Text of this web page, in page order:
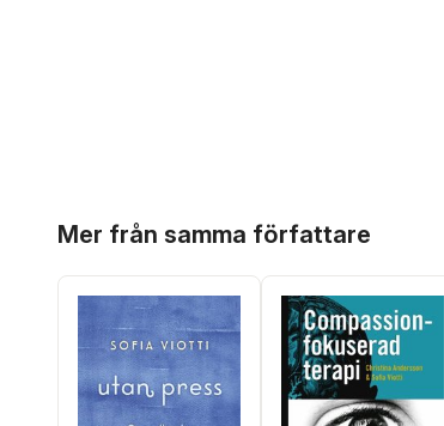
Mer från samma författare